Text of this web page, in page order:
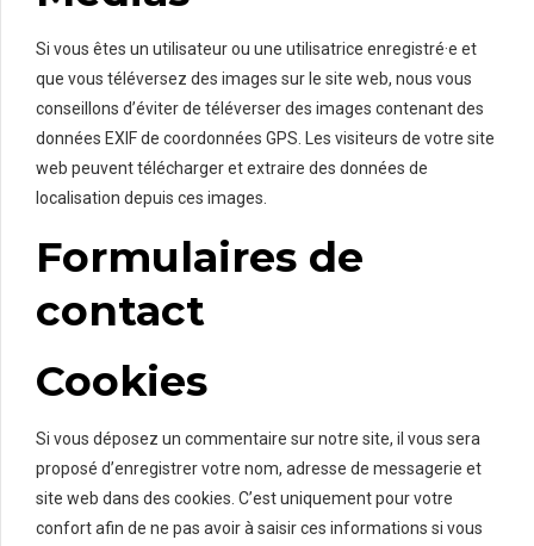
Si vous êtes un utilisateur ou une utilisatrice enregistré·e et
que vous téléversez des images sur le site web, nous vous
conseillons d’éviter de téléverser des images contenant des
données EXIF de coordonnées GPS. Les visiteurs de votre site
web peuvent télécharger et extraire des données de
localisation depuis ces images.
Formulaires de
contact
Cookies
Si vous déposez un commentaire sur notre site, il vous sera
proposé d’enregistrer votre nom, adresse de messagerie et
site web dans des cookies. C’est uniquement pour votre
confort afin de ne pas avoir à saisir ces informations si vous